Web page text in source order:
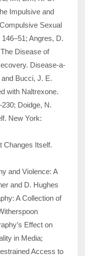
Impulsive and
Sexual
Angres, D.
Disease of
Disease-a-
Bucci, J. E.
with Naltrexone.
Doidge, N.
New York:
Changes Itself.
and Violence: A
and D. Hughes
A Collection of
Effect on
in Media;
Access to